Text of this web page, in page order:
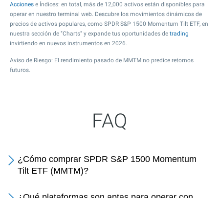
Acciones e Índices: en total, más de 12,000 activos están disponibles para
operar en nuestro terminal web. Descubre los movimientos dinámicos de
precios de activos populares, como SPDR S&P 1500 Momentum Tilt ETF, en
nuestra sección de "Charts" y expande tus oportunidades de trading
invirtiendo en nuevos instrumentos en 2026.
Aviso de Riesgo: El rendimiento pasado de MMTM no predice retornos
futuros.
FAQ
¿Cómo comprar SPDR S&P 1500 Momentum
Tilt ETF (MMTM)?